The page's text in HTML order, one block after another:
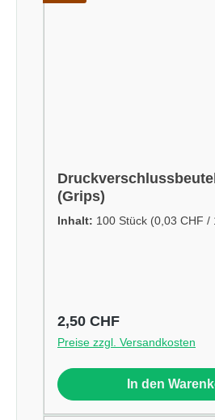
(Grips)
Inhalt: 100 Stück (0,03 CHF /
Regulärer Preis:
2,50 CHF
Preise zzgl. Versandkosten
In den